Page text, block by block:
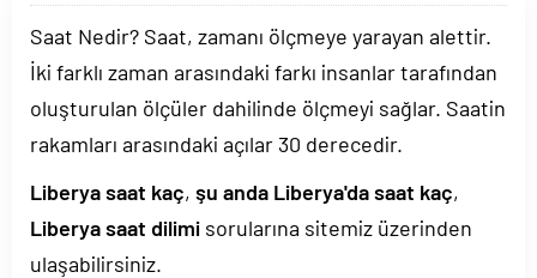
Saat Nedir? Saat, zamanı ölçmeye yarayan alettir.
İki farklı zaman arasındaki farkı insanlar tarafından
oluşturulan ölçüler dahilinde ölçmeyi sağlar. Saatin
rakamları arasındaki açılar 30 derecedir.
Liberya saat kaç, şu anda Liberya'da saat kaç,
Liberya saat dilimi sorularına sitemiz üzerinden
ulaşabilirsiniz.